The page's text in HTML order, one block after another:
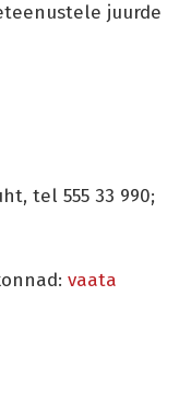
juurde
tel 555 33 990;
vaata